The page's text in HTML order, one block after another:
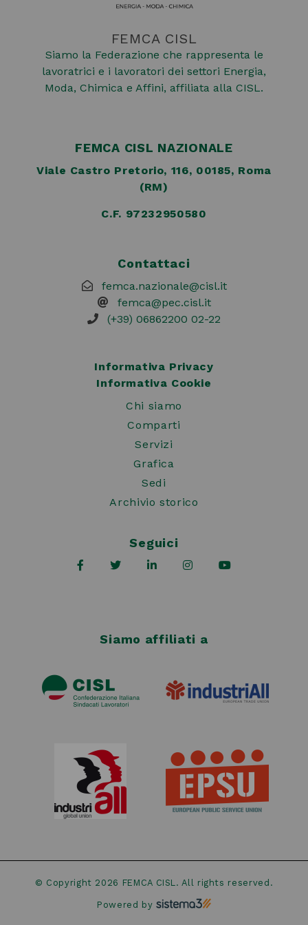
FEMCA CISL
Siamo la Federazione che rappresenta le
lavoratrici e i lavoratori dei settori Energia,
Moda, Chimica e Affini, affiliata alla CISL.
FEMCA CISL NAZIONALE
Viale Castro Pretorio, 116, 00185, Roma
(RM)
C.F. 97232950580
Contattaci
femca.nazionale@cisl.it
femca@pec.cisl.it
(+39) 06862200 02-22
Informativa Privacy
Informativa Cookie
Chi siamo
Comparti
Servizi
Grafica
Sedi
Archivio storico
Seguici
Siamo affiliati a
© Copyright 2026 FEMCA CISL. All rights reserved.
Powered by